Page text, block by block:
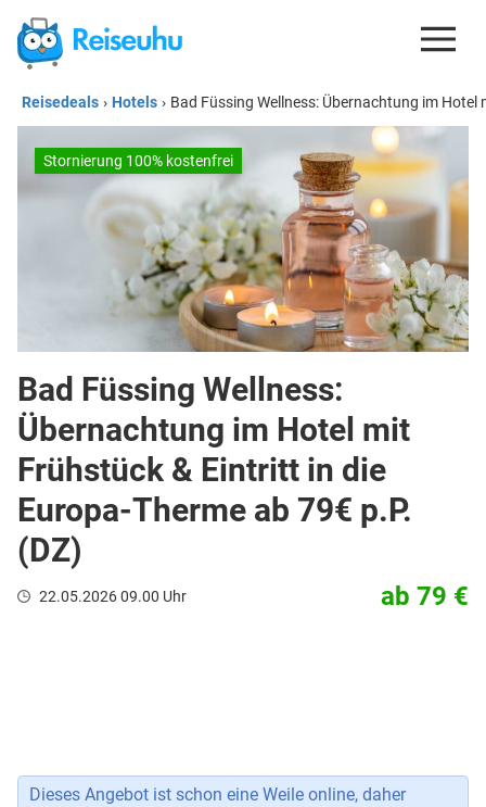
REISEDEALS
GUTSCHEINE
KREDITKARTEN
ESIM
REISEBLOG
Reisedeals › Hotels › Bad Füssing Wellness: Übernachtung im
Stornierung 100% kostenfrei
Bad Füssing Wellness:
Übernachtung im Hotel mit
Frühstück & Eintritt in die
Europa-Therme ab 79€ p.P.
(DZ)
22.05.2026 09.00 Uhr ab 79 €
Dieses Angebot ist schon eine Weile online, daher